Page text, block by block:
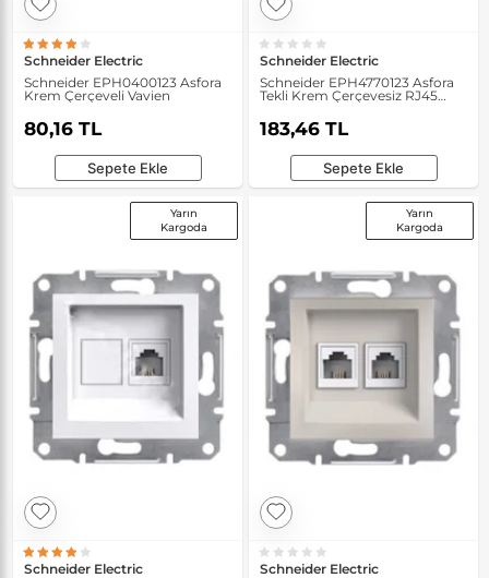
Schneider Electric
Schneider EPH0400123 Asfora
Krem Çerçeveli Vavien
80,16 TL
Sepete Ekle
Schneider Electric
Schneider EPH4770123 Asfora
Tekli Krem Çerçevesiz RJ45
183,46 TL
Sepete Ekle
Yarın
Kargoda
Schneider Electric
Yarın
Kargoda
Schneider Electric